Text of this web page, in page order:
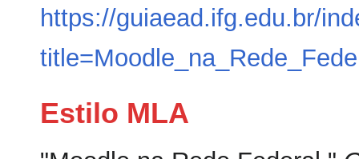
https://guiaead.ifg.edu.br/
Estilo MLA